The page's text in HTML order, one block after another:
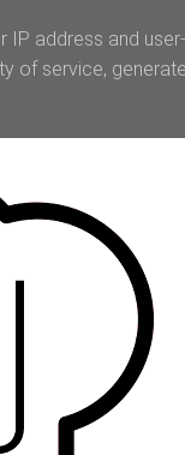
IP address and
of service,